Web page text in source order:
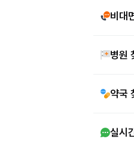
비대
병원
약국
실시